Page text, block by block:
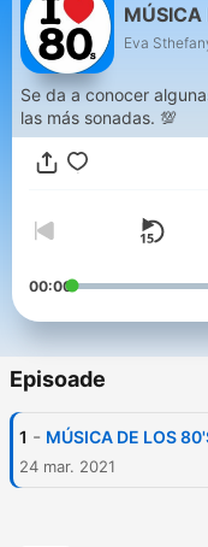
MÚSICA
Eva
Se da a conocer
las más sonadas. 💯
00:00
Episoade
1 - MÚSICA DE LOS
24 mar. 2021